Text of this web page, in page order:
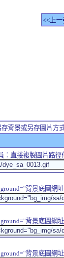
<<上一
背景或另存圖片方
：直接複製圖片路
背景底圖網
背景底圖網
背景底圖網